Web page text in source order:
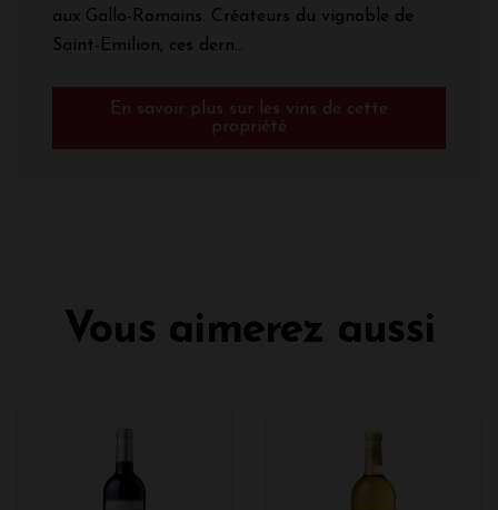
aux Gallo-Romains. Créateurs du vignoble de
Saint-Emilion, ces dern...
En savoir plus sur les vins de cette
propriété
Vous aimerez aussi